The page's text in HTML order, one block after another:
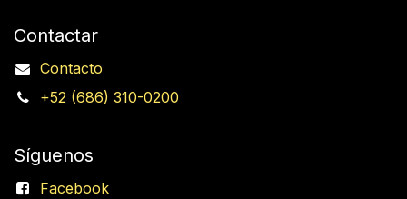
Contactar
Contacto
+52 (686) 310-0200
Síguenos
Facebook